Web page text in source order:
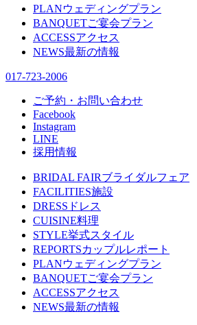
PLANウェディングプラン
BANQUETご宴会プラン
ACCESSアクセス
NEWS最新の情報
017-723-2006
ご予約・お問い合わせ
Facebook
Instagram
LINE
採用情報
BRIDAL FAIRブライダルフェア
FACILITIES施設
DRESS ドレス
CUISINE料理
STYLE挙式スタイル
REPORTSカップルレポート
PLANウェディングプラン
BANQUETご宴会プラン
ACCESSアクセス
NEWS最新の情報